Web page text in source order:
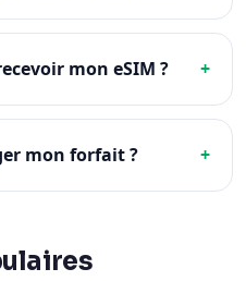
mon eSIM ? +
mon forfait ? +